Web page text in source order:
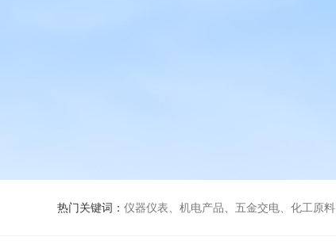
热门关键词： 仪器仪表、机电产品、五金交电、化工原料